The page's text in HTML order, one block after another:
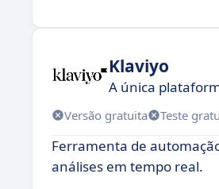
Klaviyo
A única
Versão gratuita Teste
Ferramenta de
análises em tempo real.